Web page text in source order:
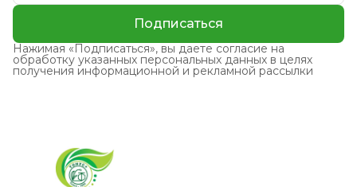
Подписаться
Нажимая «Подписаться», вы даете согласие на
обработку указанных персональных данных в целях
получения информационной и рекламной рассылки